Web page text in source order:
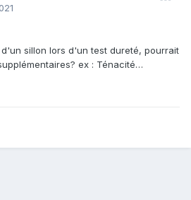
sillon lors d'un test dureté, pourrait
ex : Ténacité…